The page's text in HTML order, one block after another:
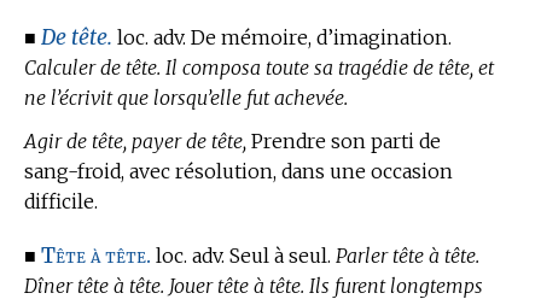
■ De tête. loc. adv. De mémoire, d’imagination.
Calculer de tête. Il composa toute sa tragédie de tête, et
ne l’écrivit que lorsqu’elle fut achevée.
Agir de tête, payer de tête, Prendre son parti de
sang-froid, avec résolution, dans une occasion
difficile.
■ Tête à tête. loc. adv. Seul à seul. Parler tête à tête.
Dîner tête à tête. Jouer tête à tête. Ils furent longtemps